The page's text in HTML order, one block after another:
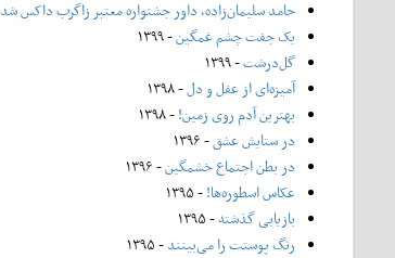
حامد سلیمان‌زاده، داور جشنواره معتبر زاگرب داکس شد
یک جفت چشم غمگین- ۱۳۹۹
گل‌درشت- ۱۳۹۹
آمیزه‌ای از عقل و دل- ۱۳۹۸
بهترین آدم روی زمین!- ۱۳۹۸
در ستایش عشق- ۱۳۹۶
در بطن اجتماع خشمگین- ۱۳۹۶
عکاس اسطوره‌ها!- ۱۳۹۵
بازیابی گذشته- ۱۳۹۵
رنگ پوستت را می‌بینند- ۱۳۹۵